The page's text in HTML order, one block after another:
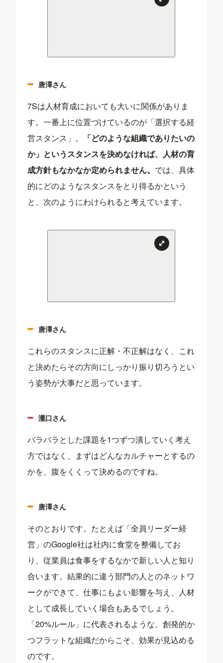
唐澤さん
7Sは人材育成においても大いに関係がありま
す。一番上に位置づけているのが「選択する経
営スタンス」。
「どのような組織でありたいの
か」というスタンスを決めなければ、人材の育
成方針もなかなか定められません。 では、具体
的にどのようなスタンスをとり得るかという
と、次のようにわけられると考えています。
唐澤さん
これらのスタンスに正解・不正解はなく、これ
と決めたらその方向にしっかり振り切ろうとい
う姿勢が大事だと思っています。
瀧口さん
バラバラとした課題を1つずつ潰していく考え
方ではなく、まずはどんなカルチャーとするの
かを、腹をくくって決めるのですね。
唐澤さん
そのとおりです。たとえば「全員リーダー経
営」のGoogle社は社内に食堂を整備してお
り、従業員は食事をするなかで新しい人と知り
合います。結果的に違う部門の人とのネットワ
ークができて、仕事にもよい影響を与え、人材
として成長していく場合もあるでしょう。
「20%ルール」に代表されるような、創発的か
つフラットな組織だからこそ、効果が見込める
のです。